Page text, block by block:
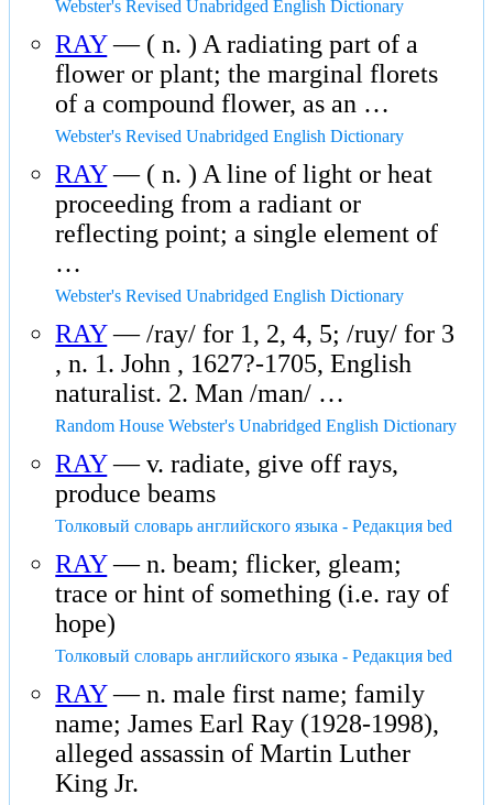
Webster's Revised Unabridged English Dictionary
RAY— ( n. ) A radiating part of a
flower or plant; the marginal florets
of a compound flower, as an …
Webster's Revised Unabridged English Dictionary
RAY— ( n. ) A line of light or heat
proceeding from a radiant or
reflecting point; a single element of
…
Webster's Revised Unabridged English Dictionary
RAY— /ray/ for 1, 2, 4, 5; /ruy/ for 3
, n. 1. John , 1627?-1705, English
naturalist. 2. Man /man/ …
Random House Webster's Unabridged English Dictionary
RAY— v. radiate, give off rays,
produce beams
Толковый словарь английского языка - Редакция bed
RAY— n. beam; flicker, gleam;
trace or hint of something (i.e. ray of
hope)
Толковый словарь английского языка - Редакция bed
RAY— n. male first name; family
name; James Earl Ray (1928-1998),
alleged assassin of Martin Luther
King Jr.